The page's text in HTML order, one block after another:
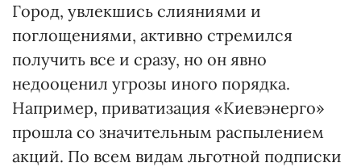
Город, увлекшись слияниями и
поглощениями, активно стремился
получить все и сразу, но он явно
недооценил угрозы иного порядка.
Например, приватизация «Киевэнерго»
прошла со значительным распылением
акций. По всем видам льготной подписки